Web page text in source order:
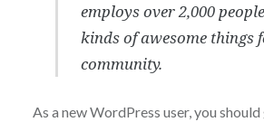
employs over 2,000
kinds of awesome things
community.
As a new WordPress user, you